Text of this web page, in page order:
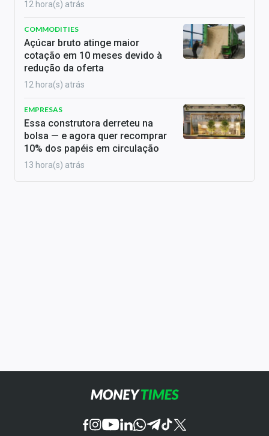
12 hora(s) atrás
COMMODITIES
Açúcar bruto atinge maior
cotação em 10 meses devido à
redução da oferta
12 hora(s) atrás
EMPRESAS
Essa construtora derreteu na
bolsa — e agora quer recomprar
10% dos papéis em circulação
13 hora(s) atrás